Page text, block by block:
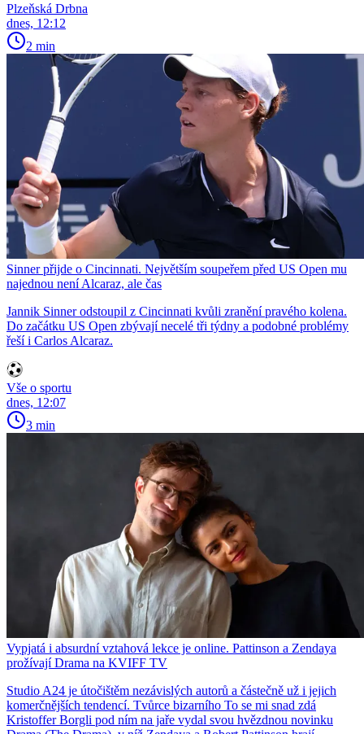
Plzeňská Drbna
dnes, 12:12
2 min
Sinner přijde o Cincinnati. Největším soupeřem před US Open mu
najednou není Alcaraz, ale čas
Jannik Sinner odstoupil z Cincinnati kvůli zranění pravého kolena.
Do začátku US Open zbývají necelé tři týdny a podobné problémy
řeší i Carlos Alcaraz.
Vše o sportu
dnes, 12:07
3 min
Vypjatá i absurdní vztahová lekce je online. Pattinson a Zendaya
prožívají Drama na KVIFF TV
Studio A24 je útočištěm nezávislých autorů a částečně už i jejich
komerčnějších tendencí. Tvůrce bizarního To se mi snad zdá
Kristoffer Borgli pod ním na jaře vydal svou hvězdnou novinku